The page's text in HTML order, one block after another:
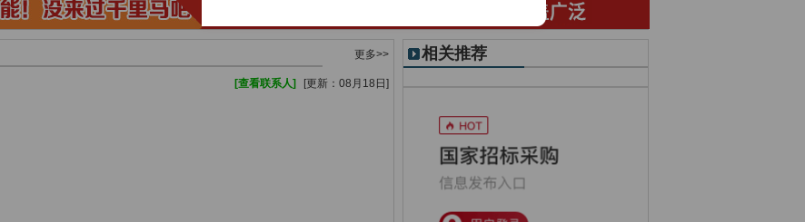
更多>>
[查看联系人] [更新：08月18日]
相关推荐